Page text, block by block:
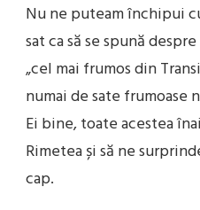
Nu ne puteam închipui
sat ca să se spună
„cel mai frumos din
numai de sate frumoase
Ei bine, toate acestea
Rimetea și să ne
cap.